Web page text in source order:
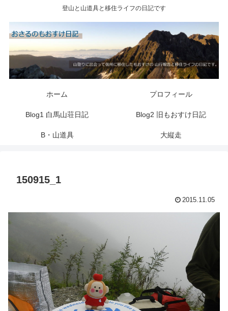
登山と山道具と移住ライフの日記です
ホーム プロフィール
Blog1 白馬山荘日記 Blog2 旧もおすけ日記
B・山道具 大縦走
150915_1
2015.11.05